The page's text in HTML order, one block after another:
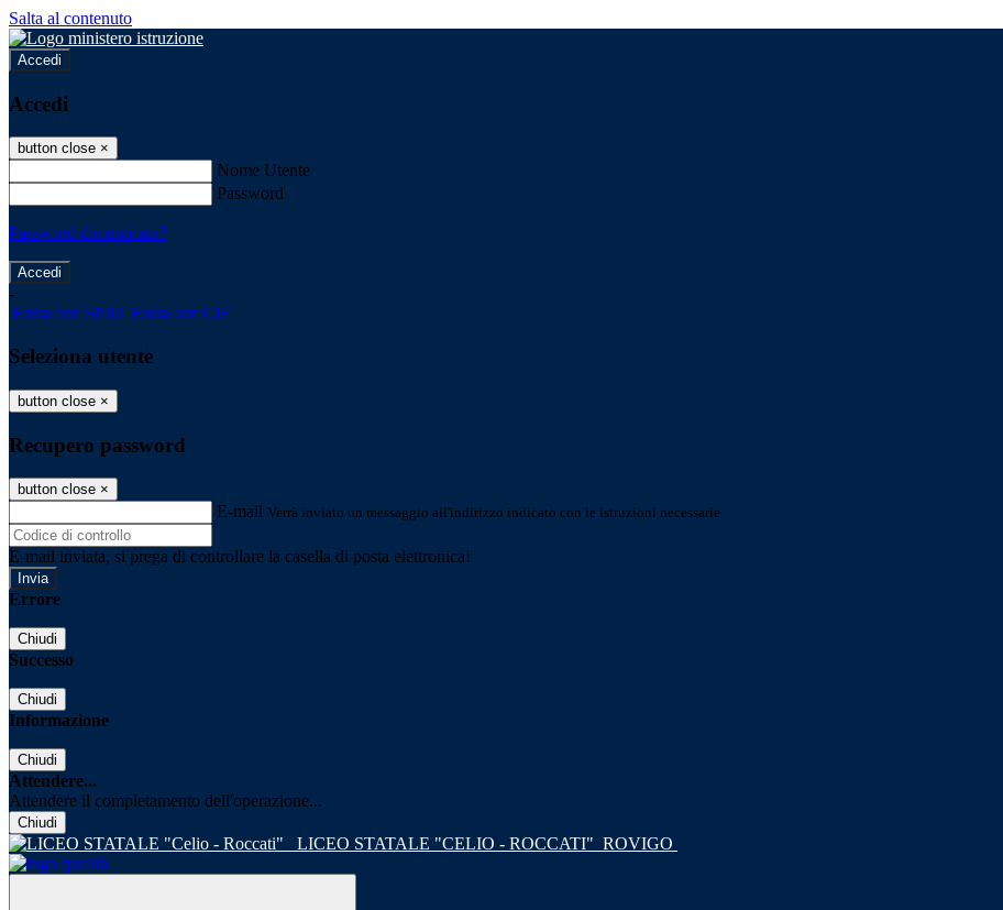
Salta al contenuto
Accedi
Accedi
button close ×
Nome Utente
Password
Password dimenticata?
-
Entra con SPID Entra con CIE
Seleziona utente
button close ×
Recupero password
button close ×
E-mail Verrà inviato un messaggio all'indirizzo indicato con le istruzioni necessarie.
E-mail inviata, si prega di controllare la casella di posta elettronica!
Errore
Chiudi
Successo
Chiudi
Informazione
Chiudi
Attendere...
Attendere il completamento dell'operazione...
Chiudi
LICEO STATALE "CELIO - ROCCATI" ROVIGO